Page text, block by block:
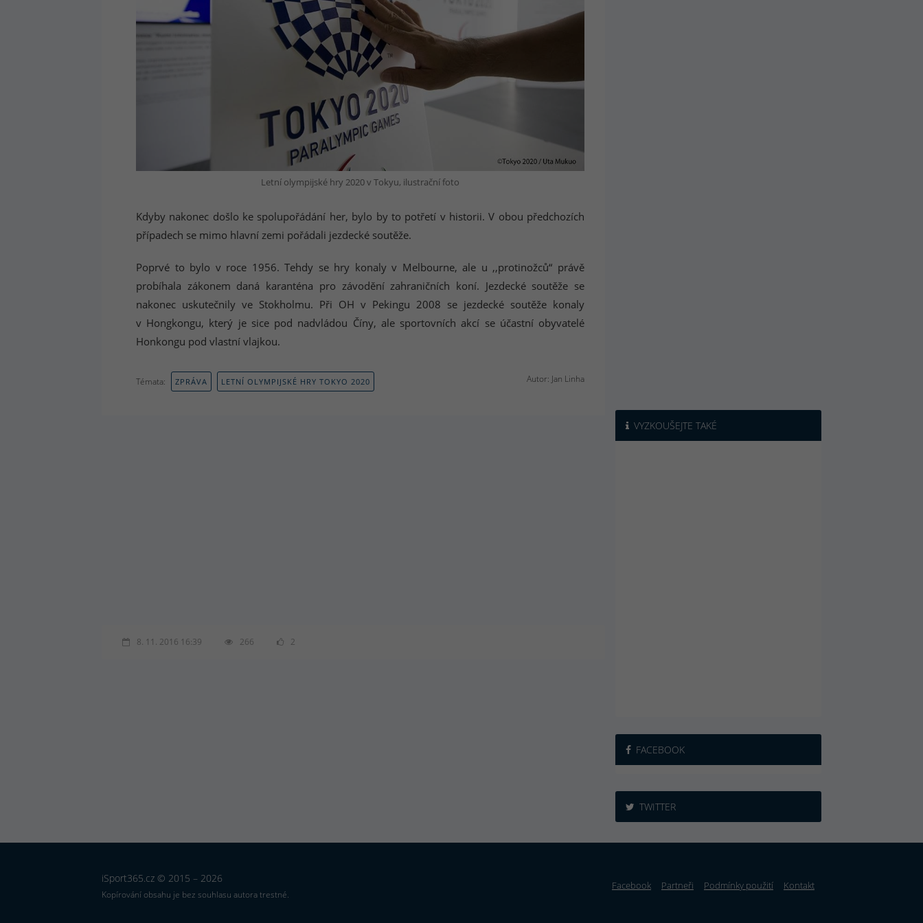
Letní olympijské hry 2020 v Tokyu, ilustrační foto
Kdyby nakonec došlo ke spolupořádání her, bylo by to potřetí v historii. V obou předchozích
případech se mimo hlavní zemi pořádali jezdecké soutěže.
Poprvé to bylo v roce 1956. Tehdy se hry konaly v Melbourne, ale u ,,protinožců“ právě
probíhala zákonem daná karanténa pro závodění zahraničních koní. Jezdecké soutěže se
nakonec uskutečnily ve Stokholmu. Při OH v Pekingu 2008 se jezdecké soutěže konaly
v Hongkongu, který je sice pod nadvládou Číny, ale sportovních akcí se účastní obyvatelé
Honkongu pod vlastní vlajkou.
Autor: Jan Linha
Témata: ZPRÁVA LETNÍ OLYMPIJSKÉ HRY TOKYO 2020
8. 11. 2016 16:39 266 2
VYZKOUŠEJTE TAKÉ
FACEBOOK
TWITTER
Facebook Partneři Podmínky použití Kontakt
iSport365.cz © 2015 – 2026
Kopírování obsahu je bez souhlasu autora trestné.